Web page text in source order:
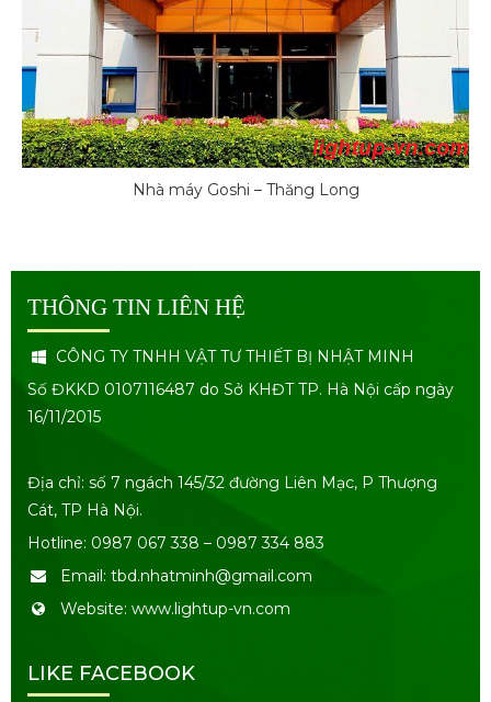
Nhà máy Goshi – Thăng Long
THÔNG TIN LIÊN HỆ
CÔNG TY TNHH VẬT TƯ THIẾT BỊ NHẬT MINH
Số ĐKKD 0107116487 do Sở KHĐT TP. Hà Nội cấp ngày
16/11/2015
Địa chỉ: số 7 ngách 145/32 đường Liên Mạc, P Thượng
Cát, TP Hà Nội.
Hotline: 0987 067 338 – 0987 334 883
Email: tbd.nhatminh@gmail.com
Website: www.lightup-vn.com
LIKE FACEBOOK